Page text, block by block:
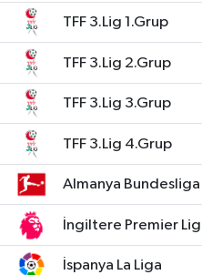
TFF 3.Lig 1.Grup
TFF 3.Lig 2.Grup
TFF 3.Lig 3.Grup
TFF 3.Lig 4.Grup
Almanya Bundesliga
İngiltere Premier Lig
İspanya La Liga